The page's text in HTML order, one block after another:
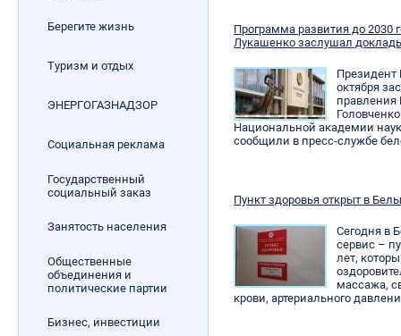
Берегите жизнь
Туризм и отдых
ЭНЕРГОГАЗНАДЗОР
Социальная реклама
Государственный
социальный заказ
Занятость населения
Общественные
объединения и
политические партии
Бизнес, инвестиции
Программа развития до 2030
Лукашенко заслушал
Президент
октября
правления
Национальной академии
сообщили в пресс-службе
Пункт здоровья открыт в
Сегодня в
сервис –
лет,
массажа,
крови, артериального